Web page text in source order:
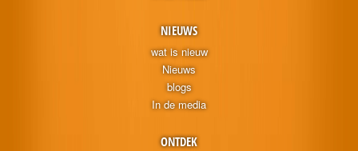
NIEUWS
wat is nieuw
Nieuws
blogs
In de media
ONTDEK